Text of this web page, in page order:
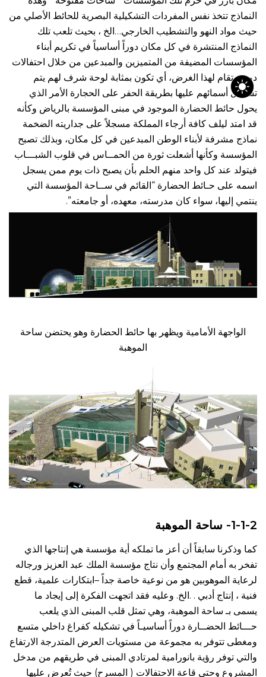
النماذج تتخذ نفس المفردات التشكيلية البصرية للحائط الأصلي من
حيث مواد النهو والتشطيب الخارجي…الخ ، بحيث تلعب تلك
النماذج المنتشرة في كل مكان دوراً أساسياً في تكريم أبناء
المؤسسات المضيفة من المتميزين والمبدعين من خلال احتفالات
دورية تقام لهذا الغرض، أي تكون بمثابة لوحة شرف لهم يتم
تسجيل أسمائهم عليها بطريقة الحفر على الحجارة الأمر الذي
يحول حائط الحضارة الموجود في مبنى المؤسسة بالرياض وكأنه
قد امتد ليلف كافة أرجاء المملكة مسجلاً على جداريته الضخمة
نماذج مشرفة لأبناء الوطن المبدعين في كل مكان، وبذلك تصبح
المؤسسة وكأنها أشعلت ثورة من الحمــاس في قلوب الشبـــاب
فيتولد عند كل واحد منهم الحلم بأن يصبح ذات يوم ممن يسجل
اسمه على حـائط الحضارة “القائم في ســاحة المؤسسة التي
ينتمي إليها، سواء كان مدرسته، معهده، أو جامعته”.
الواجهة الأمامية ويظهر بها حائط الحضارة وهو يحتضن ساحة
الموهبة
1-1-2- ساحة الموهبة
كما وذكرنا سابقاً أن أعز ما تملكه أية مؤسسة هي إنتاجها الذي
تفخر به أمام المجتمع وأن نتاج مؤسسة الملك عبد العزيز ورجاله
لرعاية الموهوبين هو من نوعية خاصة جداً –ابتكارات علمية، قطع
فنية ، إنتاج أدبي . .الخ. وعليه فقد اتجهت الفكرة إلى إيجاد ما
يسمى بـ ساحة الموهبة، وهي تمثل قلب المبنى الذي يلعب
حـــائط الحضــارة دوراً أساسيـاً في تشكيله كفراغ داخلي متسع
ومغطى تتوفر به مجموعة من مستويات العرض المتدرجة الارتفاع
والتي توفر رؤية بانورامية لمرتادي المبنى في طريقهم من مدخل
المشروع وحتى قاعة الاحتفالات ( المسرح) حيث تُعرض عليها